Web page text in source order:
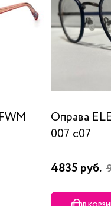
Оправа
007 c07
4835 руб.